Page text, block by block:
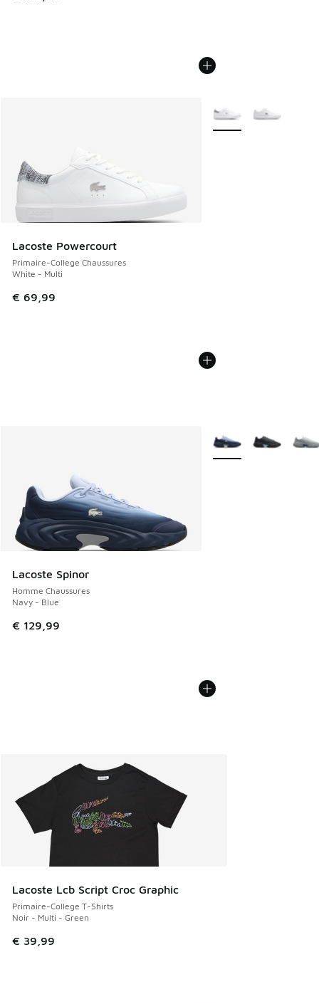
Lacoste Powercourt
Primaire-College Chaussures
White - Multi
€ 69,99
Plus de couleurs
Lacoste Spinor
Homme Chaussures
Navy - Blue
€ 129,99
Plus de couleurs
Lacoste Lcb Script Croc Graphic
Primaire-College T-Shirts
Noir - Multi - Green
€ 39,99